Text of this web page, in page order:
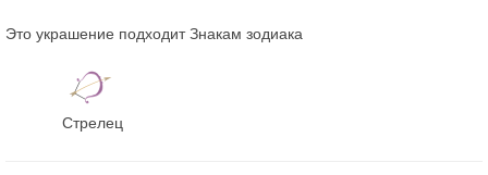
Это украшение подходит Знакам зодиака
Стрелец